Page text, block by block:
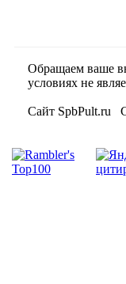
Обращаем ваше
условиях не
Сайт